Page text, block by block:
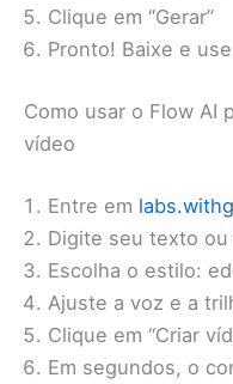
Clique em “Gerar”
Pronto! Baixe e
Como usar o Flow AI
vídeo
Entre em
Digite seu texto ou
Escolha o estilo:
Ajuste a voz e a
Clique em “Criar
Em segundos, o